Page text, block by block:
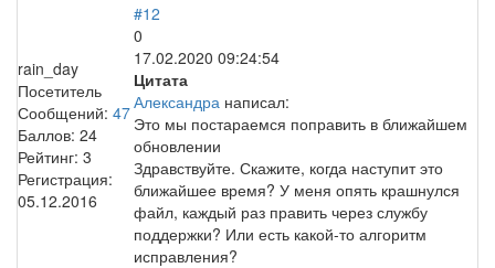
rain_day
Посетитель
Сообщений: 47
Баллов: 24
Рейтинг: 3
Регистрация:
05.12.2016
#12
0
17.02.2020 09:24:54
Цитата
Александра написал:
Это мы постараемся поправить в ближайшем
обновлении
Здравствуйте. Скажите, когда наступит это
ближайшее время? У меня опять крашнулся
файл, каждый раз править через службу
поддержки? Или есть какой-то алгоритм
исправления?